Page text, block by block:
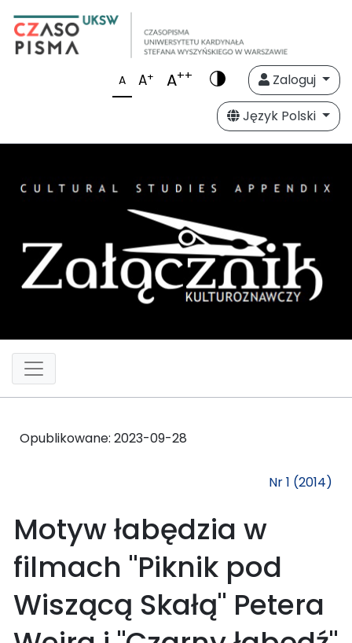
A A+ A++
Zaloguj
Język Polski
Opublikowane: 2023-09-28
Nr 1 (2014)
Motyw łabędzia w
filmach "Piknik pod
Wiszącą Skałą" Petera